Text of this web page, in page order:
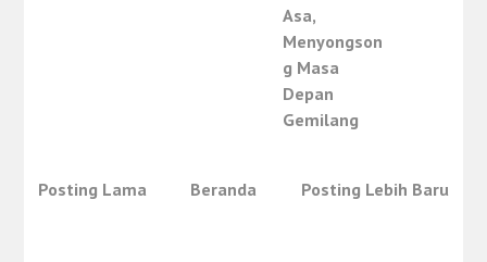
Asa,
Menyongson
g Masa
Depan
Gemilang
Posting Lebih Baru
Posting Lama Beranda